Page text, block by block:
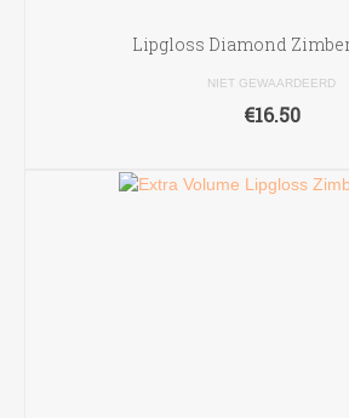
Lipgloss Diamond
NIET GEWAARDEERD
€16.50